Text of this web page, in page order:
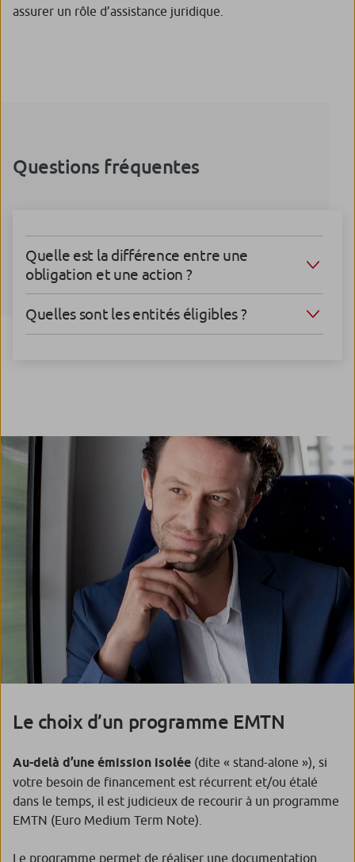
assurer un rôle d’assistance juridique.
Questions fréquentes
Quelle est la différence entre une
obligation et une action ?
Quelles sont les entités éligibles ?
Le choix d’un programme EMTN
Au-delà d’une émission isolée (dite « stand-alone »), si
votre besoin de financement est récurrent et/ou étalé
dans le temps, il est judicieux de recourir à un programme
EMTN (Euro Medium Term Note).
Le programme permet de réaliser une documentation